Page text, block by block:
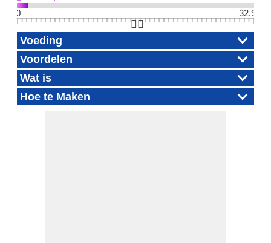
0
32.9
👆🏻
Voeding
Voordelen
Wat is
Hoe te Maken